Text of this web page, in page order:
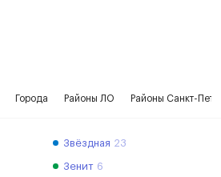
Города Районы ЛО Районы Санкт-
Звёздная 23
Зенит 6